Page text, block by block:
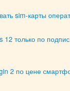
sim-карты
только по
2 по цене